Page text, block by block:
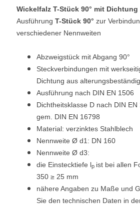
Wickelfalz T-Stück 90° mit Dichtung
Ausführung T-Stück 90° zur
verschiedener Nennweiten
Abzweigstück mit Abgang 90°
Steckverbindungen mit
Dichtung aus
Ausführung nach DIN EN 1506
Dichtheitsklasse D nach DIN EN
gem. DIN EN 16798
Material: verzinktes Stahlblech
Nennweite Ø d1 : DN 160
Nennweite Ø d3:
die Einstecktiefe lp ist bei allen
350 ≥ 25 mm
nähere Angaben zu Maße und
Sie den technischen Daten in